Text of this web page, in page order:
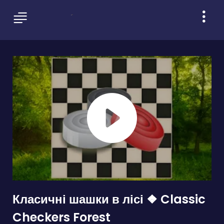
Класичні шашки в лісі ❖ Classic
Checkers Forest